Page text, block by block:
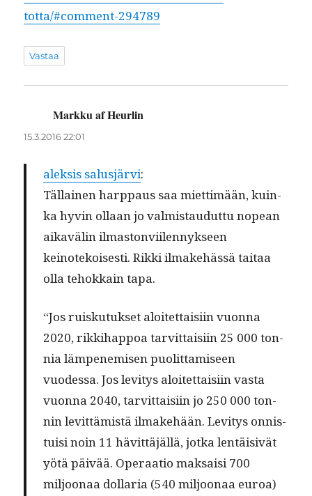
totta/#comment-294789
Vastaa
Markku af Heurlin
15.3.2016 22:01
alek­sis salusjärvi:
Täl­lainen harp­paus saa miet­timään, kuin­
ka hyvin ollaan jo valmis­taudut­tu nopean
aikavälin ilmas­ton­vi­ilen­nyk­seen
keinotekois­es­ti. Rik­ki ilmake­hässä taitaa
olla tehokkain tapa.
“Jos ruisku­tuk­set aloitet­taisi­in vuon­na
2020, rikki­hap­poa tarvit­taisi­in 25 000 ton­
nia läm­pen­e­misen puolit­tamiseen
vuodessa. Jos lev­i­tys aloitet­taisi­in vas­ta
vuon­na 2040, tarvit­taisi­in jo 250 000 ton­
nin levit­tämistä ilmake­hään. Lev­i­tys onnis­
tu­isi noin 11 hävit­täjäl­lä, jot­ka lentäi­sivät
yötä päivää. Oper­aa­tio mak­saisi 700
miljoon­aa dol­lar­ia (540 miljoon­aa euroa)